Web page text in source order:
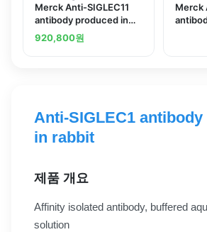
Merck Anti-SIGLEC11
antibody produced in
rabbit
920,800원
Merck
Anti-SIGLEC1
in rabbit
제품 개요
Affinity isolated antibody, buffered
solution